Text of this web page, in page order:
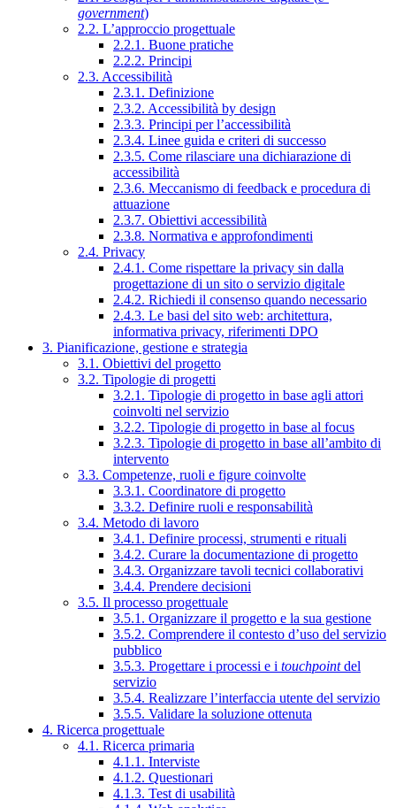
government)
2.2. L’approccio progettuale
2.2.1. Buone pratiche
2.2.2. Principi
2.3. Accessibilità
2.3.1. Definizione
2.3.2. Accessibilità by design
2.3.3. Principi per l’accessibilità
2.3.4. Linee guida e criteri di successo
2.3.5. Come rilasciare una dichiarazione di
accessibilità
2.3.6. Meccanismo di feedback e procedura di
attuazione
2.3.7. Obiettivi accessibilità
2.3.8. Normativa e approfondimenti
2.4. Privacy
2.4.1. Come rispettare la privacy sin dalla
progettazione di un sito o servizio digitale
2.4.2. Richiedi il consenso quando necessario
2.4.3. Le basi del sito web: architettura,
informativa privacy, riferimenti DPO
3. Pianificazione, gestione e strategia
3.1. Obiettivi del progetto
3.2. Tipologie di progetti
3.2.1. Tipologie di progetto in base agli attori
coinvolti nel servizio
3.2.2. Tipologie di progetto in base al focus
3.2.3. Tipologie di progetto in base all’ambito di
intervento
3.3. Competenze, ruoli e figure coinvolte
3.3.1. Coordinatore di progetto
3.3.2. Definire ruoli e responsabilità
3.4. Metodo di lavoro
3.4.1. Definire processi, strumenti e rituali
3.4.2. Curare la documentazione di progetto
3.4.3. Organizzare tavoli tecnici collaborativi
3.4.4. Prendere decisioni
3.5. Il processo progettuale
3.5.1. Organizzare il progetto e la sua gestione
3.5.2. Comprendere il contesto d’uso del servizio
pubblico
3.5.3. Progettare i processi e i touchpointdel
servizio
3.5.4. Realizzare l’interfaccia utente del servizio
3.5.5. Validare la soluzione ottenuta
4. Ricerca progettuale
4.1. Ricerca primaria
4.1.1. Interviste
4.1.2. Questionari
4.1.3. Test di usabilità